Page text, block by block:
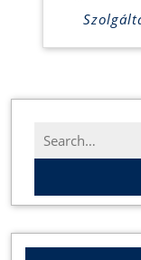
Search
for: